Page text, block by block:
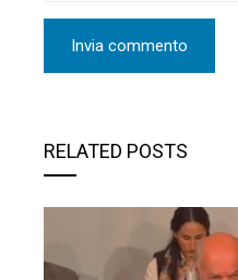
RELATED POSTS